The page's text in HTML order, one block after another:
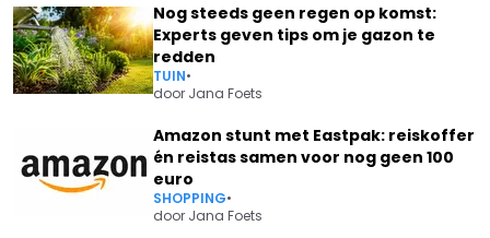
Nog steeds geen regen op komst:
Experts geven tips om je gazon te
redden
TUIN•
door Jana Foets
Amazon stunt met Eastpak: reiskoffer
én reistas samen voor nog geen 100
euro
SHOPPING•
door Jana Foets